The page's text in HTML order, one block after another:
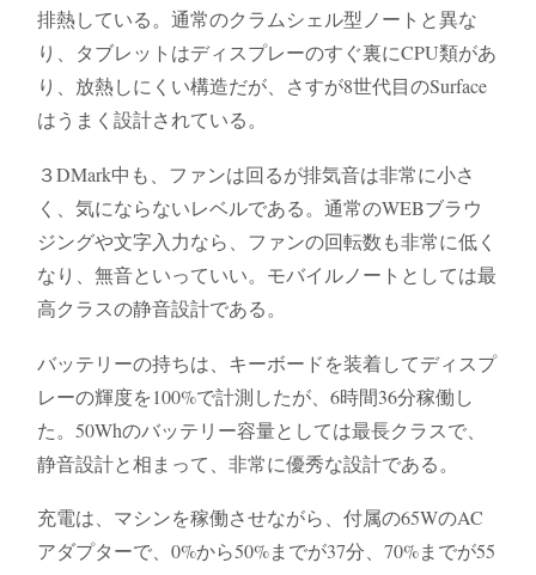
排熱している。通常のクラムシェル型ノートと異な
り、タブレットはディスプレーのすぐ裏にCPU類があ
り、放熱しにくい構造だが、さすが8世代目のSurface
はうまく設計されている。
３DMark中も、ファンは回るが排気音は非常に小さ
く、気にならないレベルである。通常のWEBブラウ
ジングや文字入力なら、ファンの回転数も非常に低く
なり、無音といっていい。モバイルノートとしては最
高クラスの静音設計である。
バッテリーの持ちは、キーボードを装着してディスプ
レーの輝度を100%で計測したが、6時間36分稼働し
た。50Whのバッテリー容量としては最長クラスで、
静音設計と相まって、非常に優秀な設計である。
充電は、マシンを稼働させながら、付属の65WのAC
アダプターで、0%から50%までが37分、70%までが55